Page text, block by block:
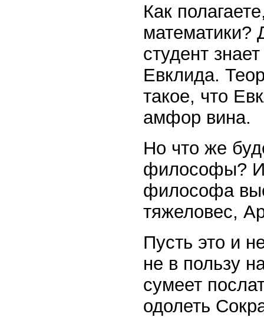
Как
математики?
студент
Евклида.
такое, что
амфор вина.
Но что же
философы? И
философа
тяжеловес,
Пусть это и
не в пользу
сумеет
одолеть